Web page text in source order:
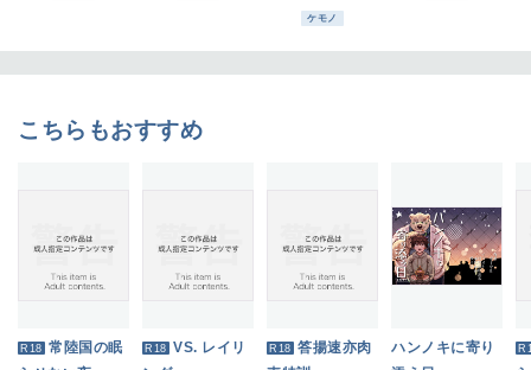
ケモノ
こちらもおすすめ
R18 常陸国の眠
R18 VS. レイリ
R18 答揚速亦肉
ハンノキに寄り